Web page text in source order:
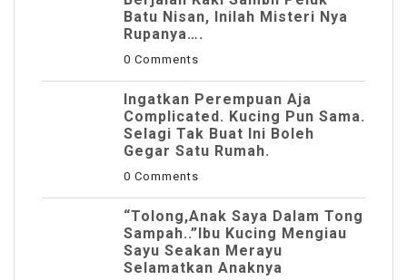
Batu Nisan, Inilah Misteri Nya
Rupanya….
0 Comments
Ingatkan Perempuan Aja
Complicated. Kucing Pun Sama.
Selagi Tak Buat Ini Boleh
Gegar Satu Rumah.
0 Comments
“Tolong,Anak Saya Dalam Tong
Sampah..”Ibu Kucing Mengiau
Sayu Seakan Merayu
Selamatkan Anaknya